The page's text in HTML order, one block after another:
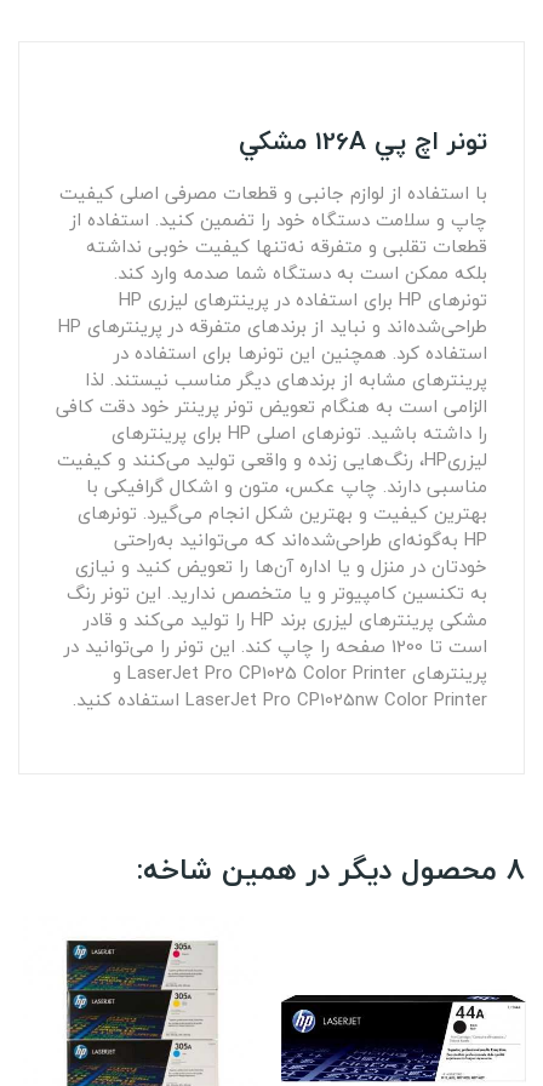
تونر اچ پي 126A مشکي
با استفاده از لوازم جانبی و قطعات مصرفی اصلی کیفیت
چاپ و سلامت دستگاه خود را تضمین کنید. استفاده از
قطعات تقلبی و متفرقه نه‌تنها کیفیت خوبی نداشته
بلکه ممکن است به دستگاه شما صدمه وارد کند.
تونرهای HP برای استفاده در پرینترهای لیزری HP
طراحی‌شده‌اند و نباید از برندهای متفرقه در پرینترهای HP
استفاده کرد. همچنین این تونرها برای استفاده در
پرینترهای مشابه از برندهای دیگر مناسب نیستند. لذا
الزامی است به هنگام تعویض تونر پرینتر خود دقت کافی
را داشته باشید. تونرهای اصلی HP برای پرینترهای
لیزریHP، رنگ‌هایی زنده و واقعی تولید می‌کنند و کیفیت
مناسبی دارند. چاپ عکس، متون و اشکال گرافیکی با
بهترین کیفیت و بهترین شکل انجام می‌گیرد. تونرهای
HP به‌گونه‌ای طراحی‌شده‌اند که می‌توانید به‌راحتی
خودتان در منزل و یا اداره آن‌ها را تعویض کنید و نیازی
به تکنسین کامپیوتر و یا متخصص ندارید. این تونر رنگ
مشکی پرینترهای لیزری برند HP را تولید می‌کند و قادر
است تا 1200 صفحه را چاپ کند. این تونر را می‌توانید در
پرینترهای LaserJet Pro CP1025 Color Printer و
LaserJet Pro CP1025nw Color Printer استفاده کنید.
8 محصول دیگر در همین شاخه: